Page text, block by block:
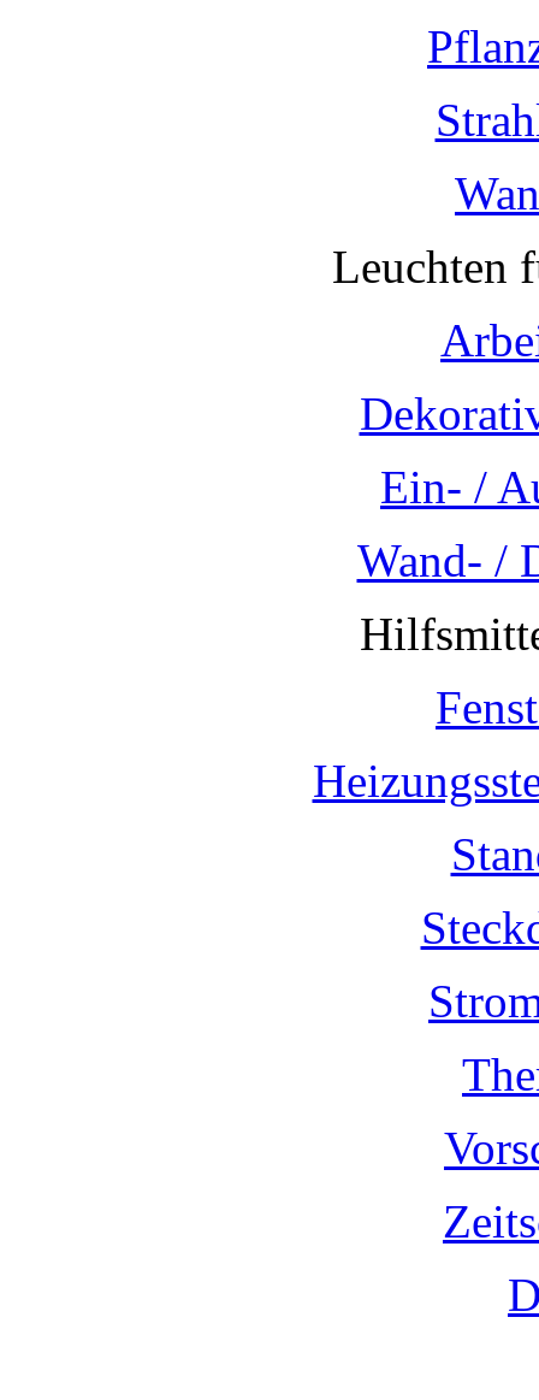
Leuchten
Ein- /
Wand- /